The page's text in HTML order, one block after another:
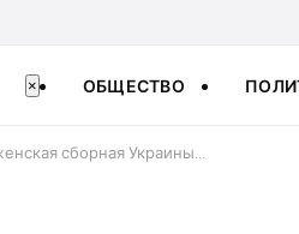
× ОБЩЕСТВО
сборная Украины…